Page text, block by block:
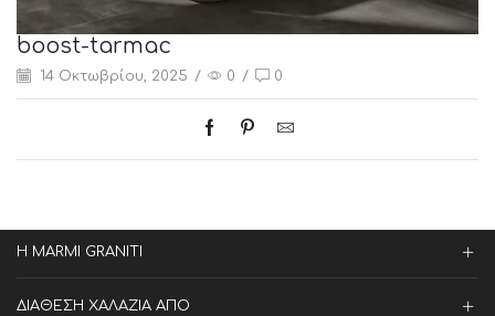
boost-tarmac
14 Οκτωβρίου, 2025 / 0 / 0
Η MARMI GRANITI
ΔΙΑΘΕΣΗ ΧΑΛΑΖΙΑ ΑΠΟ